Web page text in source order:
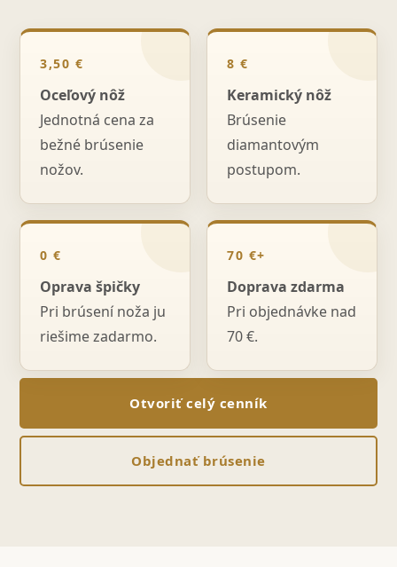
3,50 €
Oceľový nôž
Jednotná cena za
bežné brúsenie
nožov.
8 €
Keramický nôž
Brúsenie
diamantovým
postupom.
0 €
Oprava špičky
Pri brúsení noža ju
riešime zadarmo.
70 €+
Doprava zdarma
Pri objednávke nad
70 €.
Otvoriť celý cenník
Objednať brúsenie